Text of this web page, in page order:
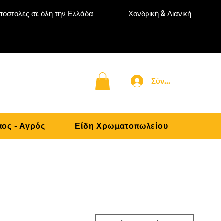
σε όλη την Ελλάδα Χονδρική & Λιανική
Σύνδεση
- Αγρός Είδη Χρωματοπωλείου